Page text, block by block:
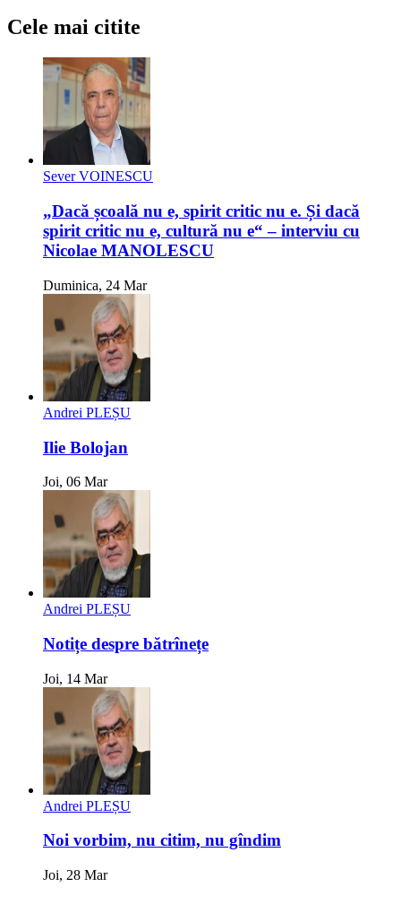
Cele mai citite
Sever VOINESCU
„Dacă școală nu e, spirit critic nu e. Și dacă
spirit critic nu e, cultură nu e“ – interviu cu
Nicolae MANOLESCU
Duminica, 24 Mar
Andrei PLEȘU
Ilie Bolojan
Joi, 06 Mar
Andrei PLEȘU
Notițe despre bătrînețe
Joi, 14 Mar
Andrei PLEȘU
Noi vorbim, nu citim, nu gîndim
Joi, 28 Mar